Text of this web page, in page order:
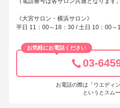
《大宮サロン・横浜サロン》
平日 11：00～18：30 / 土日 10：00～
お気軽にお電話ください
03-
お電話の際は「ウエディ
というとスム